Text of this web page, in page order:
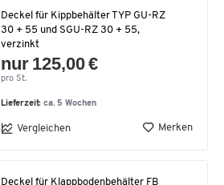
Deckel für Kippbehälter TYP GU-RZ
30 + 55 und SGU-RZ 30 + 55,
verzinkt
nur 125,00 €
pro St.
Lieferzeit:ca. 5 Wochen
Vergleichen Merken
Deckel für Klappbodenbehälter FB